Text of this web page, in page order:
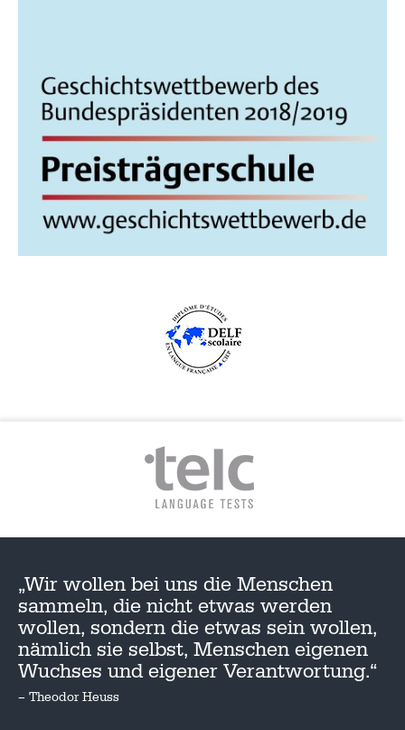
„Wir wollen bei uns die Menschen
sammeln, die nicht etwas werden
wollen, sondern die etwas sein wollen,
nämlich sie selbst, Menschen eigenen
Wuchses und eigener Verantwortung.“
– Theodor Heuss